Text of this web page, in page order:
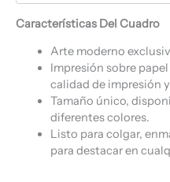
Características Del Cuadro
Arte moderno
Impresión sobre
calidad de impresión
Tamaño único,
diferentes colores.
Listo para colgar,
para destacar en